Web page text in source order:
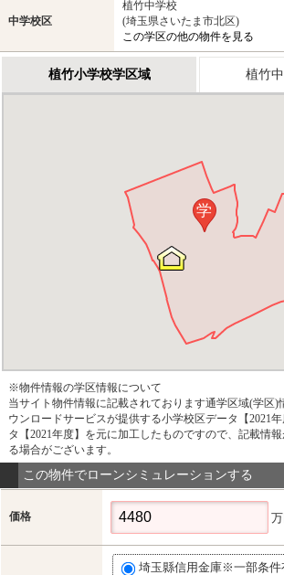
中学校区
植竹中学校
(埼玉県さいたま市北区)
この学区の他の物件を見る
植竹小学校学区域 植竹
学
※物件情報の学区情報について
当サイト物件情報に記載されております通学区域(学区)
ウンロードサービスが提供する小学校区データ【2021
タ【2021年度】を元に加工したものですので、記載情
る場合がございます。
この物件でローンシミュレーションする
価格
埼玉縣信用金庫※一部条